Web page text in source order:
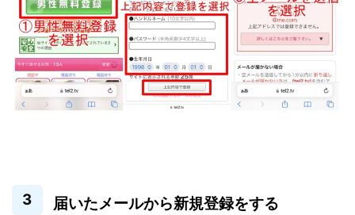
届いたメールから新規登録をする